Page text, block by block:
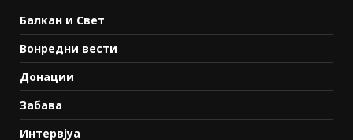
Балкан и Свет
Вонредни вести
Донации
Забава
Интервјуа